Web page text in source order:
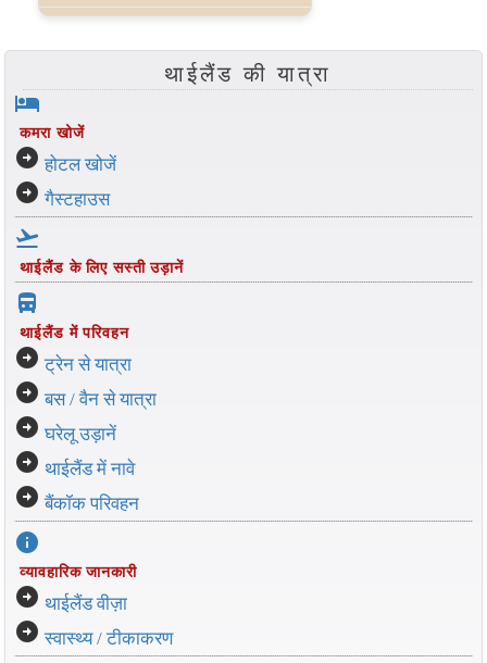
थाईलैंड की यात्रा
hotel
कमरा खोजें
arrow_circle_right होटल खोजें
arrow_circle_right गैस्टहाउस
flight_takeoff
थाईलैंड के लिए सस्ती उड़ानें
directions_bus_filled
थाईलैंड में परिवहन
arrow_circle_right ट्रेन से यात्रा
arrow_circle_right बस / वैन से यात्रा
arrow_circle_right घरेलू उड़ानें
arrow_circle_right थाईलैंड में नावे
arrow_circle_right बैंकॉक परिवहन
info
व्यावहारिक जानकारी
arrow_circle_right थाईलैंड वीज़ा
arrow_circle_right स्वास्थ्य / टीकाकरण